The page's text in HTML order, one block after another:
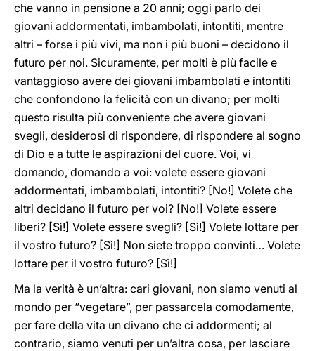
che vanno in pensione a 20 anni; oggi parlo dei
giovani addormentati, imbambolati, intontiti, mentre
altri – forse i più vivi, ma non i più buoni – decidono il
futuro per noi. Sicuramente, per molti è più facile e
vantaggioso avere dei giovani imbambolati e intontiti
che confondono la felicità con un divano; per molti
questo risulta più conveniente che avere giovani
svegli, desiderosi di rispondere, di rispondere al sogno
di Dio e a tutte le aspirazioni del cuore. Voi, vi
domando, domando a voi: volete essere giovani
addormentati, imbambolati, intontiti? [No!] Volete che
altri decidano il futuro per voi? [No!] Volete essere
liberi? [Sì!] Volete essere svegli? [Sì!] Volete lottare per
il vostro futuro? [Sì!] Non siete troppo convinti… Volete
lottare per il vostro futuro? [Sì!]
Ma la verità è un’altra: cari giovani, non siamo venuti al
mondo per “vegetare”, per passarcela comodamente,
per fare della vita un divano che ci addormenti; al
contrario, siamo venuti per un’altra cosa, per lasciare